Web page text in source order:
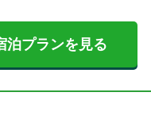
泊プランを見る